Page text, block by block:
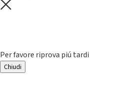
Per favore riprova piú tardi
Chiudi